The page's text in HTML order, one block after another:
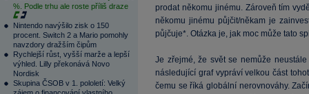
%. Podle trhu ale roste příliš draze
Nintendo navýšilo zisk o 150
procent. Switch 2 a Mario pomohly
navzdory dražším čipům
Rychlejší růst, vyšší marže a lepší
výhled. Lilly překonává Novo
Nordisk
Skupina ČSOB v 1. pololetí: Velký
prodat někomu jinému. Zároveň tím
někomu jinému půjčit/někam je
půjčuje*. Otázka je, jak moc může tato
Je zřejmé, že svět se nemůže
následující graf vypráví velkou část
čemu se říká globální nerovnováhy.